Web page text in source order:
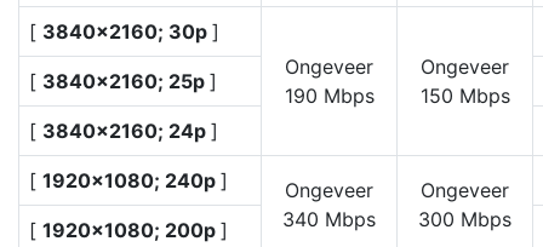
[ 3840×2160; 30p ]
Ongeveer
190 Mbps
Ongeveer
150 Mbps
[ 3840×2160; 25p ]
[ 3840×2160; 24p ]
[ 1920×1080; 240p ]
Ongeveer
340 Mbps
Ongeveer
300 Mbps
[ 1920×1080; 200p ]